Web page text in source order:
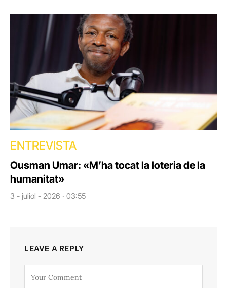
ENTREVISTA
Ousman Umar: «M’ha tocat la loteria de la
humanitat»
3 - juliol - 2026 · 03:55
LEAVE A REPLY